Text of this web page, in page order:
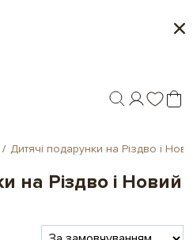
Дитячі подарунки на Різдво і
на Різдво і Новий